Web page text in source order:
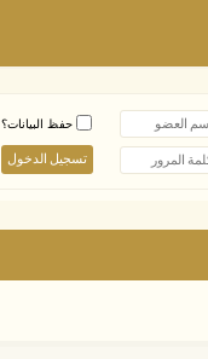
حفظ البيانات؟